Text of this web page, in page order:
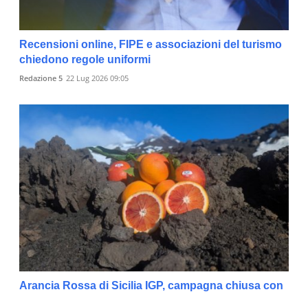
Recensioni online, FIPE e associazioni del turismo
chiedono regole uniformi
Redazione 5 22 Lug 2026 09:05
Arancia Rossa di Sicilia IGP, campagna chiusa con